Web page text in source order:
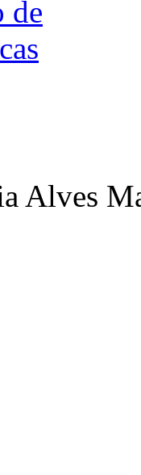
Alves